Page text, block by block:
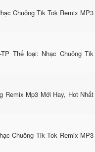
Chuông Tik Tok Remix MP3
Thể loại: Nhạc Chuông Tik
Remix Mp3 Mới Hay, Hot Nhất
Chuông Tik Tok Remix MP3